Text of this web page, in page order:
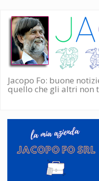
Salta
contenuto
principale
Jacopo Fo: buone
quello che gli altri non